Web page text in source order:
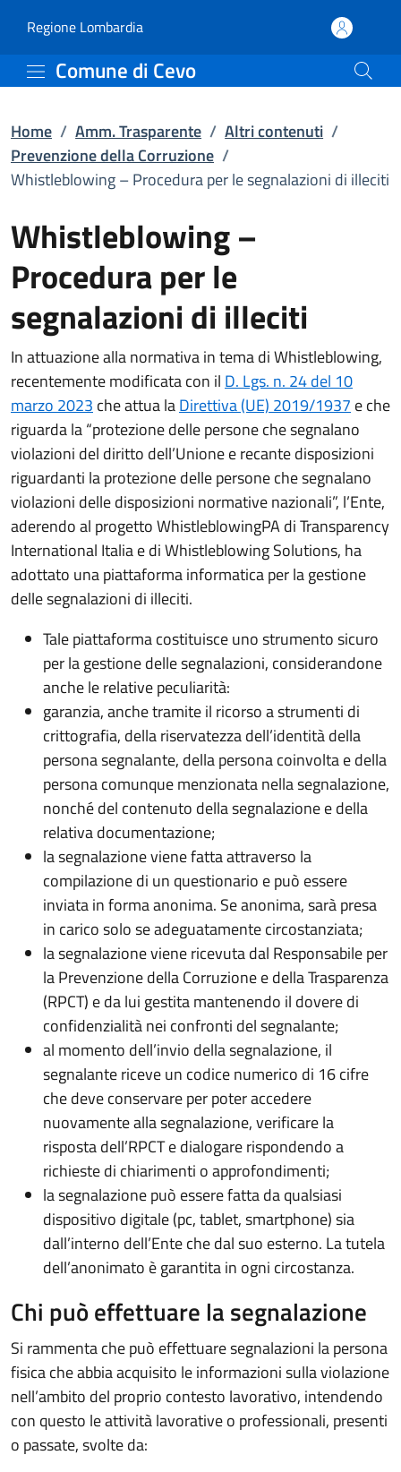
Whistleblowing –
Regione Lombardia(apre in un'altra scheda).
Comune di Cevo
Home / Amm. Trasparente / Altri contenuti /
Prevenzione della Corruzione /
Whistleblowing – Procedura per le segnalazioni di illeciti
Whistleblowing –
Procedura per le
segnalazioni di illeciti
In attuazione alla normativa in tema di Whistleblowing,
recentemente modificata con il D. Lgs. n. 24 del 10
marzo 2023 che attua laDirettiva (UE) 2019/1937 e che
riguarda la “protezione delle persone che segnalano
violazioni del diritto dell’Unione e recante disposizioni
riguardanti la protezione delle persone che segnalano
violazioni delle disposizioni normative nazionali”, l’Ente,
aderendo al progetto WhistleblowingPA di Transparency
International Italia e di Whistleblowing Solutions, ha
adottato una piattaforma informatica per la gestione
delle segnalazioni di illeciti.
Tale piattaforma costituisce uno strumento sicuro
per la gestione delle segnalazioni, considerandone
anche le relative peculiarità:
garanzia, anche tramite il ricorso a strumenti di
crittografia, della riservatezza dell’identità della
persona segnalante, della persona coinvolta e della
persona comunque menzionata nella segnalazione,
nonché del contenuto della segnalazione e della
relativa documentazione;
la segnalazione viene fatta attraverso la
compilazione di un questionario e può essere
inviata in forma anonima. Se anonima, sarà presa
in carico solo se adeguatamente circostanziata;
la segnalazione viene ricevuta dal Responsabile per
la Prevenzione della Corruzione e della Trasparenza
(RPCT) e da lui gestita mantenendo il dovere di
confidenzialità nei confronti del segnalante;
al momento dell’invio della segnalazione, il
segnalante riceve un codice numerico di 16 cifre
che deve conservare per poter accedere
nuovamente alla segnalazione, verificare la
risposta dell’RPCT e dialogare rispondendo a
richieste di chiarimenti o approfondimenti;
la segnalazione può essere fatta da qualsiasi
dispositivo digitale (pc, tablet, smartphone) sia
dall’interno dell’Ente che dal suo esterno. La tutela
dell’anonimato è garantita in ogni circostanza.
Chi può effettuare la segnalazione
Si rammenta che può effettuare segnalazioni la persona
fisica che abbia acquisito le informazioni sulla violazione
nell’ambito del proprio contesto lavorativo, intendendo
con questo le attività lavorative o professionali, presenti
o passate, svolte da: